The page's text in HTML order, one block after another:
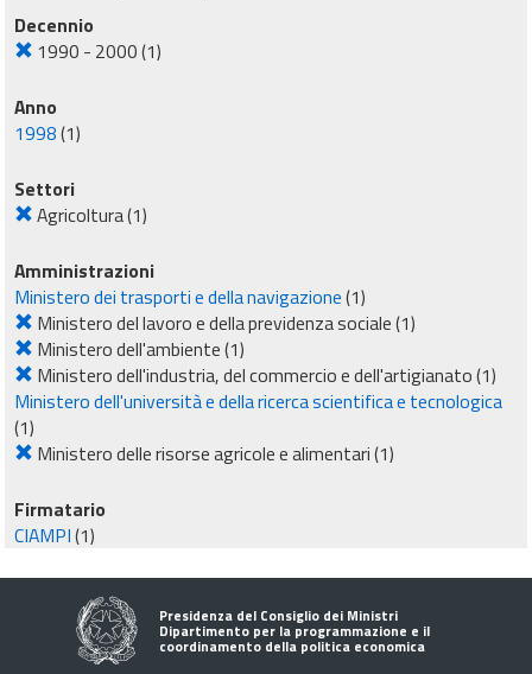
Decennio
1990 - 2000(1)
Anno
1998(1)
Settori
Agricoltura(1)
Amministrazioni
Ministero dei trasporti e della navigazione(1)
Ministero del lavoro e della previdenza sociale(1)
Ministero dell'ambiente(1)
Ministero dell'industria, del commercio e dell'artigianato(1)
Ministero dell'università e della ricerca scientifica e tecnologica
(1)
Ministero delle risorse agricole e alimentari(1)
Firmatario
CIAMPI(1)
Presidenza del Consiglio dei Ministri
Dipartimento per la programmazione e il
coordinamento della politica economica